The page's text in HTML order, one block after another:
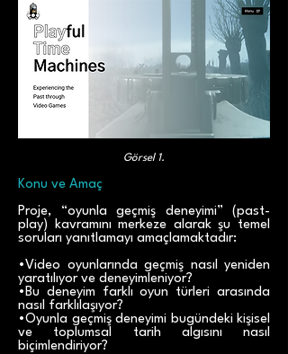
Görsel 1.
Konu ve Amaç
Proje, “oyunla geçmiş deneyimi” (past-
play) kavramını merkeze alarak şu temel
soruları yanıtlamayı amaçlamaktadır:
•Video oyunlarında geçmiş nasıl yeniden
yaratılıyor ve deneyimleniyor?
•Bu deneyim farklı oyun türleri arasında
nasıl farklılaşıyor?
•Oyunla geçmiş deneyimi bugündeki kişisel
ve toplumsal tarih algısını nasıl
biçimlendiriyor?